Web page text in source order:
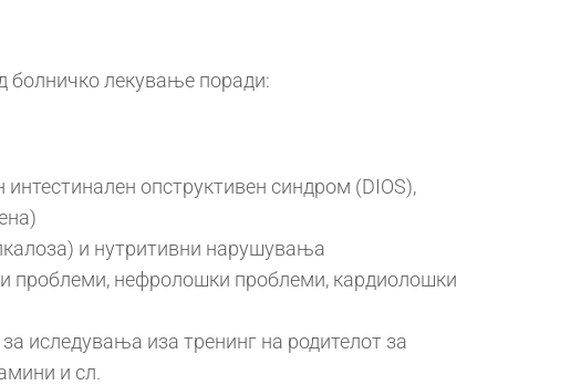
болничко лекување поради:
опструктивен синдром (DIOS),
и нутритивни нарушувања
проблеми, нефролошки проблеми, кардиолошки
иследувања иза тренинг на родителот за
и сл.